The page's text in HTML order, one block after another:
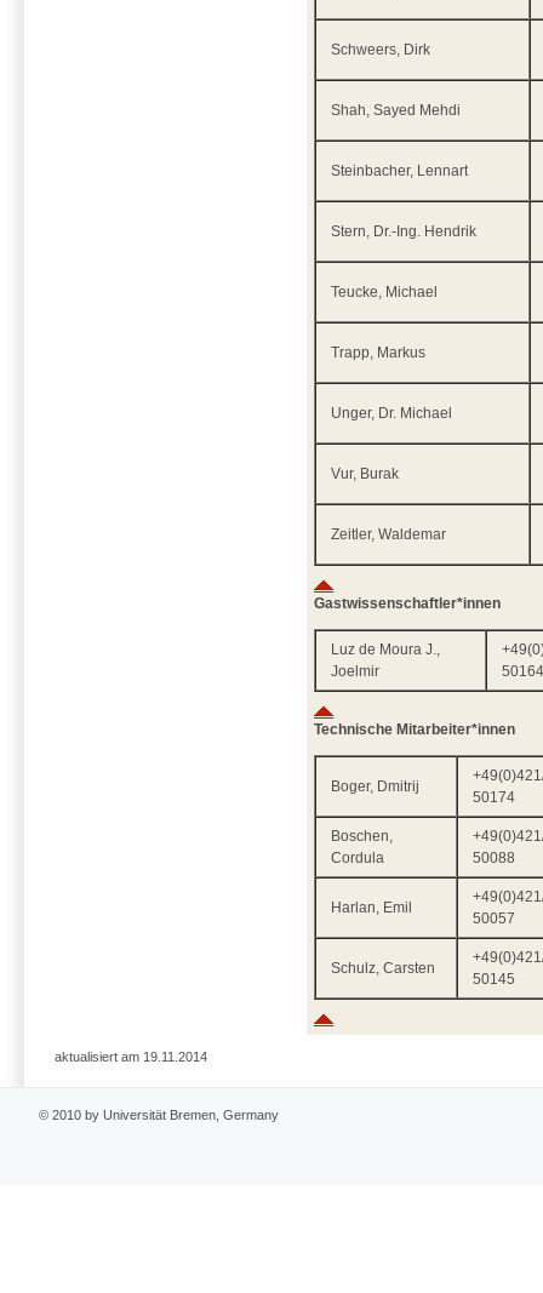
Schweers, Dirk
Shah, Sayed Mehdi
Steinbacher, Lennart
Stern, Dr.-Ing. Hendrik
Teucke, Michael
Trapp, Markus
Unger, Dr. Michael
Vur, Burak
Zeitler, Waldemar
Gastwissenschaftler*innen
Luz de Moura J.,
Joelmir
Technische Mitarbeiter*innen
Boger, Dmitrij
50174
Boschen,
Cordula
50088
Harlan, Emil
50057
Schulz, Carsten
50145
aktualisiert am 19.11.2014
© 2010 by Universität Bremen, Germany